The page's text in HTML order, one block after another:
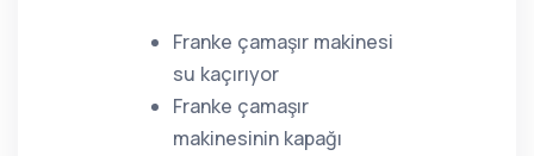
Franke çamaşır makinesi
su kaçırıyor
Franke çamaşır
makinesinin kapağı